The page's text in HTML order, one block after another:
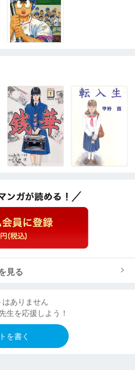
見る
ありません
生を応援しよう！
を書く